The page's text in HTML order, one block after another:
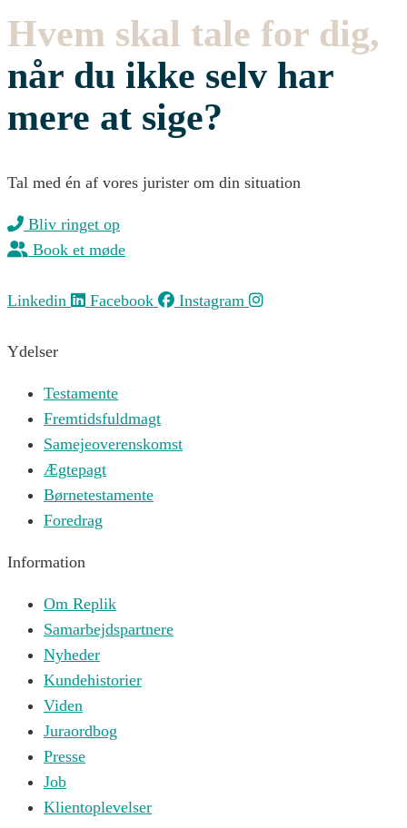
Hvem skal tale for dig,
når du ikke selv har
mere at sige?
Tal med én af vores jurister om din situation
Bliv ringet op
Book et møde
Linkedin Facebook Instagram
Ydelser
Testamente
Fremtidsfuldmagt
Samejeoverenskomst
Ægtepagt
Børnetestamente
Foredrag
Information
Om Replik
Samarbejdspartnere
Nyheder
Kundehistorier
Viden
Juraordbog
Presse
Job
Klientoplevelser